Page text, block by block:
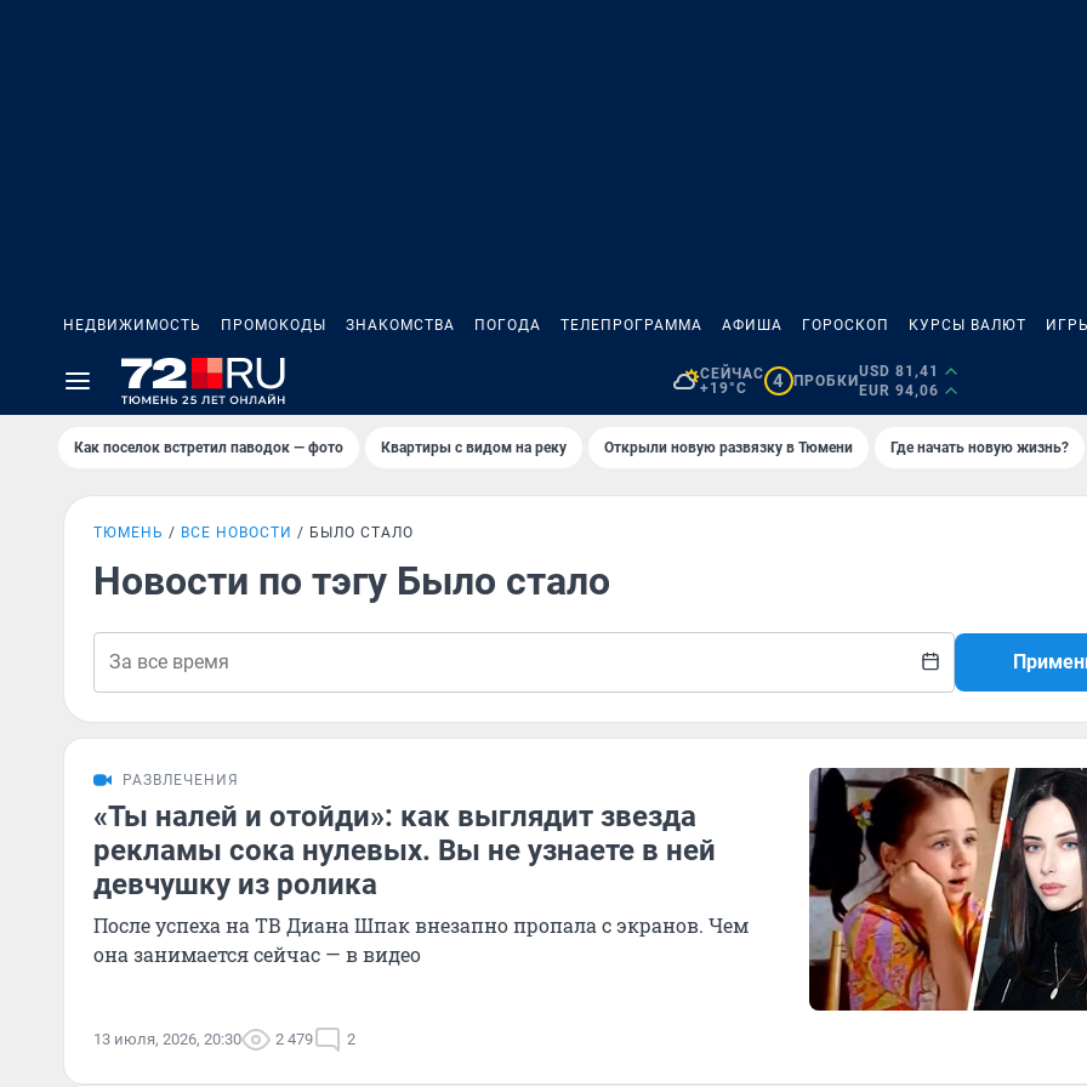
НЕДВИЖИМОСТЬ ПРОМОКОДЫ ЗНАКОМСТВА ПОГОДА ТЕЛЕПРОГРАММА АФИША ГОРОСКОП КУРСЫ ВАЛЮТ
СЕЙЧАС
+19°C
4 ПРОБКИ
USD 81,41
EUR 94,06
Как поселок встретил паводок — фото Квартиры с видом на реку Открыли новую развязку в Тюмени Где начать новую жизнь?
ТЮМЕНЬ ВСЕ НОВОСТИ БЫЛО СТАЛО
Новости по тэгу Было стало
РАЗВЛЕЧЕНИЯ
«Ты налей и отойди»: как выглядит звезда
рекламы сока нулевых. Вы не узнаете в ней
девчушку из ролика
После успеха на ТВ Диана Шпак внезапно пропала с экранов. Чем
она занимается сейчас — в видео
13 июля, 2026, 20:30 2 479 2